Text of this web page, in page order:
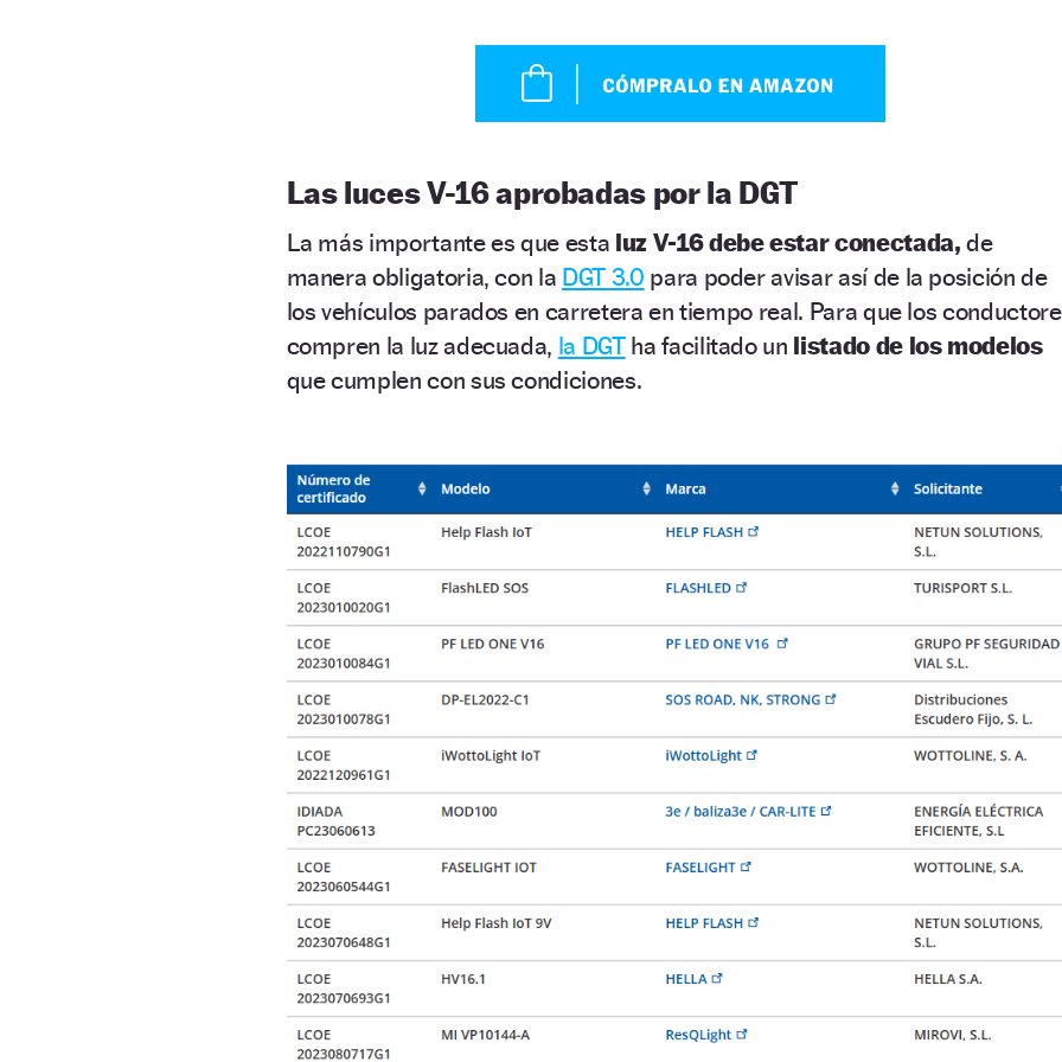
Las luces V-16 aprobadas por la DGT
La más importante es que esta luz V-16 debe estar conectada,de
manera obligatoria, con la DGT 3.0 para poder avisar así de la posición de
los vehículos parados en carretera en tiempo real. Para que los
compren la luz adecuada, la DGTha facilitado un listado de los modelos
que cumplen con sus condiciones.